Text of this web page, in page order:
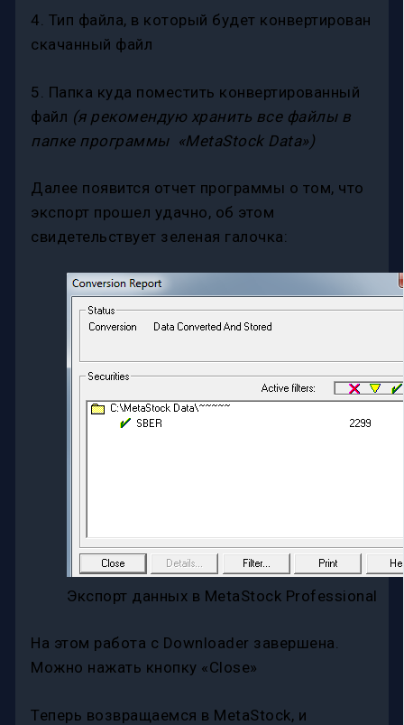
4. Тип файла, в который будет конвертирован
скачанный файл
5. Папка куда поместить конвертированный
файл (я рекомендую хранить все файлы в
папке программы «MetaStock Data»)
Далее появится отчет программы о том, что
экспорт прошел удачно, об этом
свидетельствует зеленая галочка:
Экспорт данных в MetaStock Professional
На этом работа с Downloader завершена.
Можно нажать кнопку «Close»
Теперь возвращаемся в MetaStock, и